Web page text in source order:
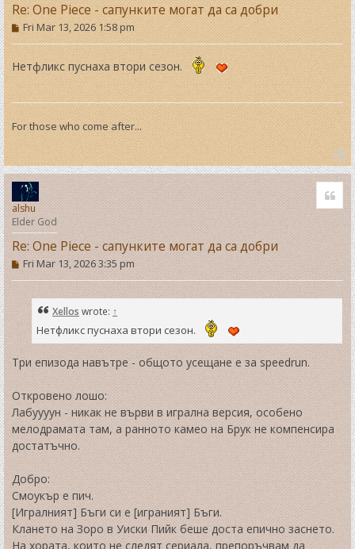
Re: One Piece - сапунките могат да са добри
P
o
s
t
Fri Mar 13, 2026 1:58 pm
Нетфликс пуснаха втори сезон.
For those who come after...
T
o
p
alshu
Elder God
Re: One Piece - сапунките могат да са добри
P
o
s
t
Fri Mar 13, 2026 3:35 pm
Xellos wrote: ↑
Нетфликс пуснаха втори сезон.
Три епизода навътре - общото усещане е за speedrun.
Откровено лошо:
Лабуууун - никак не върви в игрална версия, особено
мелодрамата там, а ранното камео на Брук не компенсира
достатъчно.
Добро:
Смоукър е пич.
[Игралният] Бъги си е [играният] Бъги.
Клането на Зоро в Уиски Пийк беше доста епично заснето.
На хората, които не следят сериала, препоръчвам да